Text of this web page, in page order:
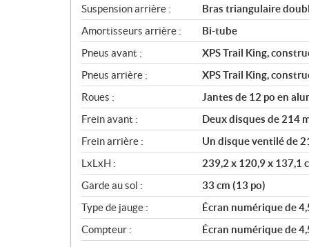
Suspension arrière :
Bras triangulaire
Amortisseurs arrière :
Bi-tube
Pneus avant :
XPS Trail King,
Pneus arrière :
XPS Trail King,
Roues :
Jantes de 12 po en
Frein avant :
Deux disques de 214
Frein arrière :
Un disque ventilé de
LxLxH :
239,2 x 120,9 x 137,1
Garde au sol :
33 cm (13 po)
Type de jauge :
Écran numérique de
Compteur :
Écran numérique de